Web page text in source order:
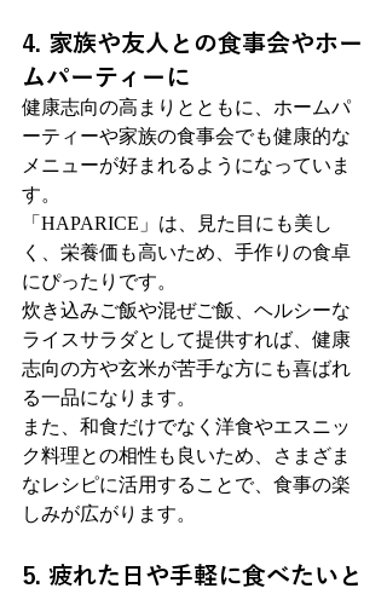
4. 家族や友人との食事会やホー
ムパーティーに
健康志向の高まりとともに、ホームパ
ーティーや家族の食事会でも健康的な
メニューが好まれるようになっていま
す。
「HAPARICE」は、見た目にも美し
く、栄養価も高いため、手作りの食卓
にぴったりです。
炊き込みご飯や混ぜご飯、ヘルシーな
ライスサラダとして提供すれば、健康
志向の方や玄米が苦手な方にも喜ばれ
る一品になります。
また、和食だけでなく洋食やエスニッ
ク料理との相性も良いため、さまざま
なレシピに活用することで、食事の楽
しみが広がります。
5. 疲れた日や手軽に食べたいと